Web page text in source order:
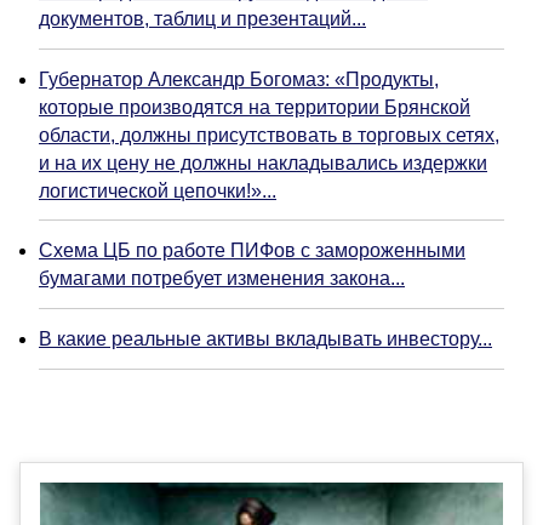
документов, таблиц и презентаций...
Губернатор Александр Богомаз: «Продукты,
которые производятся на территории Брянской
области, должны присутствовать в торговых сетях,
и на их цену не должны накладывались издержки
логистической цепочки!»...
Схема ЦБ по работе ПИФов с замороженными
бумагами потребует изменения закона...
В какие реальные активы вкладывать инвестору...